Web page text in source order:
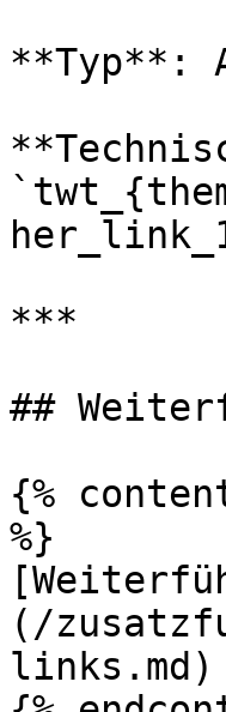
**Typ**:
***
##
{%
%}
(/
links.md)